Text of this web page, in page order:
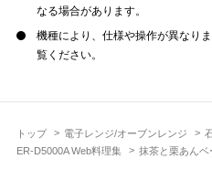
トップ 電子レンジ/オーブンレンジ
ER-D5000A Web料理集
抹茶と栗あんベ
なる場合があります。
機種により、仕様や操作が異なり
覧ください。